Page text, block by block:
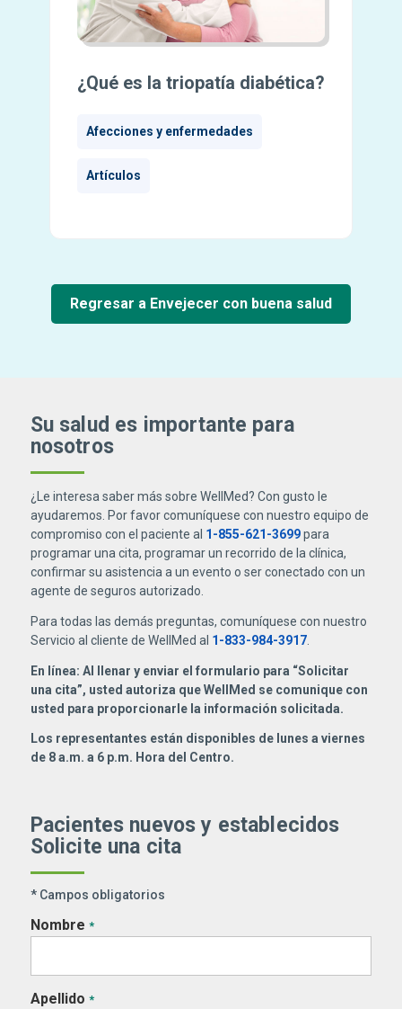
¿Qué es la triopatía diabética?
Afecciones y enfermedades
Artículos
Regresar a Envejecer con buena salud
Su salud es importante para
nosotros
¿Le interesa saber más sobre WellMed? Con gusto le
ayudaremos. Por favor comuníquese con nuestro equipo de
compromiso con el paciente al 1-855-621-3699para
programar una cita, programar un recorrido de la clínica,
confirmar su asistencia a un evento o ser conectado con un
agente de seguros autorizado.
Para todas las demás preguntas, comuníquese con nuestro
Servicio al cliente de WellMed al 1-833-984-3917.
En línea: Al llenar y enviar el formulario para “Solicitar
una cita”, usted autoriza que WellMed se comunique con
usted para proporcionarle la información solicitada.
Los representantes están disponibles de lunes a viernes
de 8 a.m. a 6 p.m. Hora del Centro.
Pacientes nuevos y establecidos
Solicite una cita
* Campos obligatorios
Nombre *
Apellido *